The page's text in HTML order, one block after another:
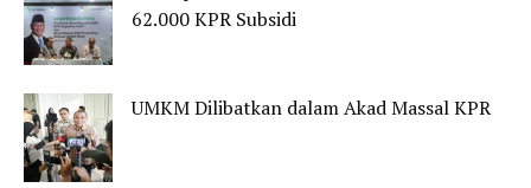
62.000 KPR Subsidi
UMKM Dilibatkan dalam Akad Massal KPR